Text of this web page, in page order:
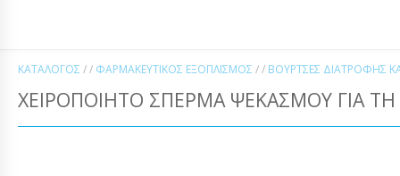
ΚΑΤΆΛΟΓΟΣ / / ΦΑΡΜΑΚΕΥΤΙΚΌΣ ΕΞΟΠΛΙΣΜΌΣ / / ΒΟΥΡΤΣΕΣ ΔΙΑΤΡΟΦΗΣ
ΧΕΙΡΟΠΟΊΗΤΟ ΣΠΈΡΜΑ ΨΕΚΑΣΜΟΎ ΓΙΑ ΤΗ